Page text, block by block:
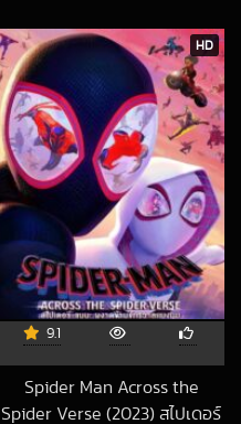
HD
9.1
Spider Man Across the
Spider Verse (2023) สไปเดอร์